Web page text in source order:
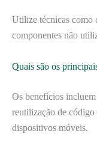
Utilize técnicas como
componentes não
Quais são os
Os benefícios
reutilização de código
dispositivos móveis.